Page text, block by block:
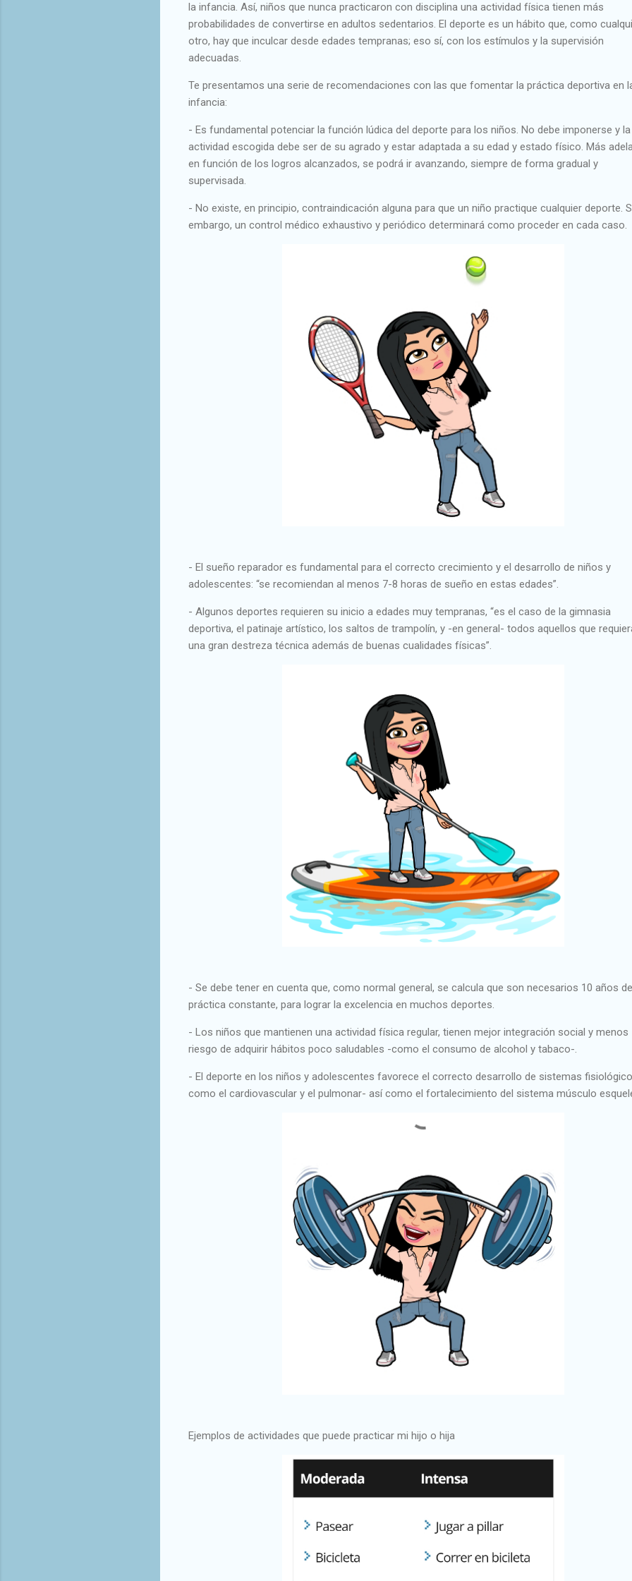
la infancia. Así, niños que nunca practicaron con disciplina una actividad física tienen más
probabilidades de convertirse en adultos sedentarios. El deporte es un hábito que, como
otro, hay que inculcar desde edades tempranas; eso sí, con los estímulos y la supervisión
adecuadas.
Te presentamos una serie de recomendaciones con las que fomentar la práctica deportiva en
infancia:
- Es fundamental potenciar la función lúdica del deporte para los niños. No debe imponerse y la
actividad escogida debe ser de su agrado y estar adaptada a su edad y estado físico. Más
en función de los logros alcanzados, se podrá ir avanzando, siempre de forma gradual y
supervisada.
- No existe, en principio, contraindicación alguna para que un niño practique cualquier deporte.
embargo, un control médico exhaustivo y periódico determinará como proceder en cada caso.
- El sueño reparador es fundamental para el correcto crecimiento y el desarrollo de niños y
adolescentes: “se recomiendan al menos 7-8 horas de sueño en estas edades”.
- Algunos deportes requieren su inicio a edades muy tempranas, “es el caso de la gimnasia
deportiva, el patinaje artístico, los saltos de trampolín, y -en general- todos aquellos que
una gran destreza técnica además de buenas cualidades físicas”.
- Se debe tener en cuenta que, como normal general, se calcula que son necesarios 10 años de
práctica constante, para lograr la excelencia en muchos deportes.
- Los niños que mantienen una actividad física regular, tienen mejor integración social y menos
riesgo de adquirir hábitos poco saludables -como el consumo de alcohol y tabaco-.
- El deporte en los niños y adolescentes favorece el correcto desarrollo de sistemas
como el cardiovascular y el pulmonar- así como el fortalecimiento del sistema músculo
Ejemplos de actividades que puede practicar mi hijo o hija